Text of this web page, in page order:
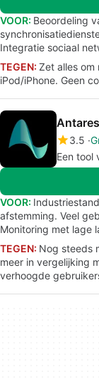
VOOR: Beoordeling
Integratie sociaal
TEGEN: Zet alles om
iPod/iPhone. Geen
3.5
Een tool
VOOR:
afstemming. Veel
Monitoring met lage
TEGEN: Nog steeds
meer in vergelijking
verhoogde